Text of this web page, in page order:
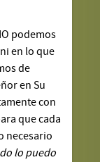
podemos
en lo que
de
en Su
con
que cada
necesario
lo puedo